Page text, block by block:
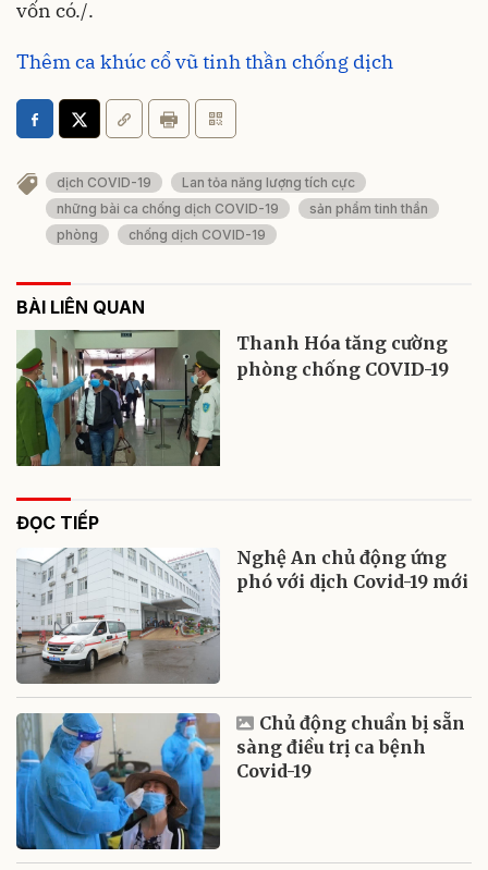
vốn có./.
Thêm ca khúc cổ vũ tinh thần chống dịch
dịch COVID-19
Lan tỏa năng lượng tích cực
những bài ca chống dịch COVID-19
sản phẩm tinh thần
phòng
chống dịch COVID-19
BÀI LIÊN QUAN
Thanh Hóa tăng cường
phòng chống COVID-19
ĐỌC TIẾP
Nghệ An chủ động ứng
phó với dịch Covid-19 mới
Chủ động chuẩn bị sẵn
sàng điều trị ca bệnh
Covid-19